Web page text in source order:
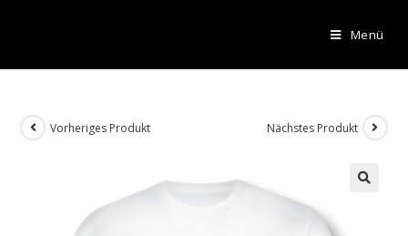
Menü
Vorheriges Produkt Nächstes Produkt